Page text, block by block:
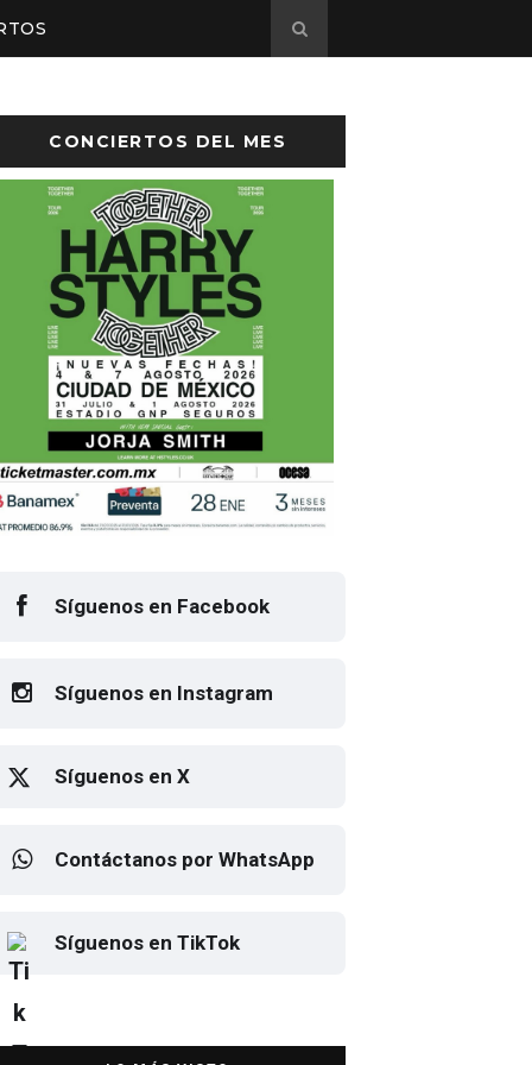
el cartel de Flow Fest 2026
CONCIERTOS DEL MES
Síguenos en Facebook
Síguenos en Instagram
Síguenos en X
Contáctanos por WhatsApp
Elton John regresa a CDMX
para despedirse en el Estadio